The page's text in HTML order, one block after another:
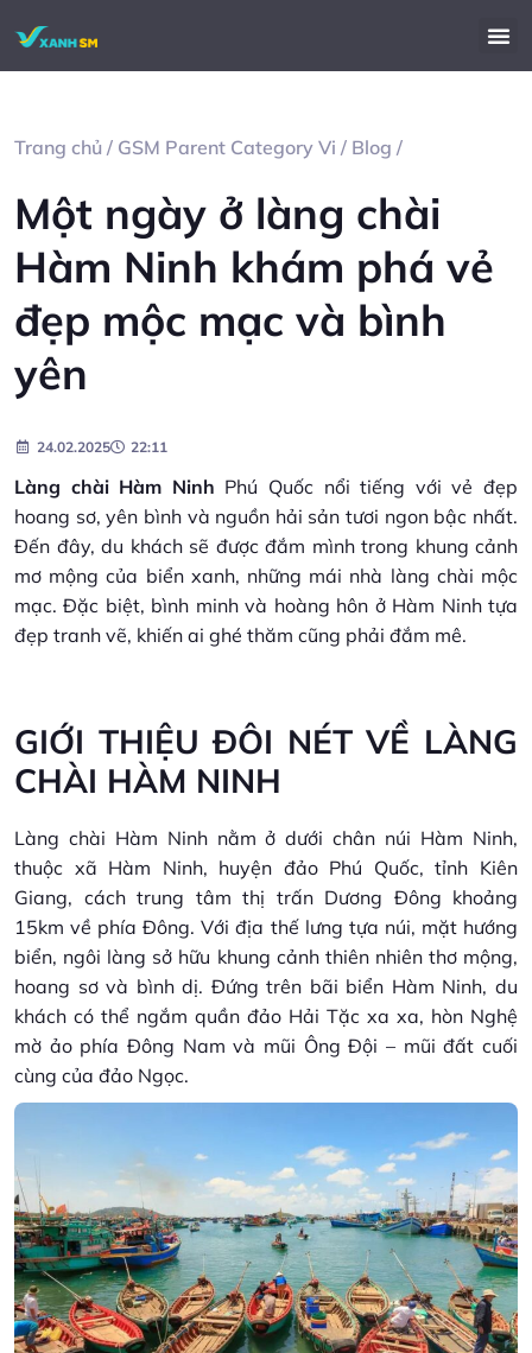
Trang chủ / GSM Parent Category Vi / Blog /
Một ngày ở làng chài
Hàm Ninh khám phá vẻ
đẹp mộc mạc và bình
yên
24.02.2025 22:11
Làng chài Hàm Ninh Phú Quốc nổi tiếng với vẻ đẹp
hoang sơ, yên bình và nguồn hải sản tươi ngon bậc nhất.
Đến đây, du khách sẽ được đắm mình trong khung cảnh
mơ mộng của biển xanh, những mái nhà làng chài mộc
mạc. Đặc biệt, bình minh và hoàng hôn ở Hàm Ninh tựa
đẹp tranh vẽ, khiến ai ghé thăm cũng phải đắm mê.
GIỚI THIỆU ĐÔI NÉT VỀ LÀNG
CHÀI HÀM NINH
Làng chài Hàm Ninh nằm ở dưới chân núi Hàm Ninh,
thuộc xã Hàm Ninh, huyện đảo Phú Quốc, tỉnh Kiên
Giang, cách trung tâm thị trấn Dương Đông khoảng
15km về phía Đông. Với địa thế lưng tựa núi, mặt hướng
biển, ngôi làng sở hữu khung cảnh thiên nhiên thơ mộng,
hoang sơ và bình dị. Đứng trên bãi biển Hàm Ninh, du
khách có thể ngắm quần đảo Hải Tặc xa xa, hòn Nghệ
mờ ảo phía Đông Nam và mũi Ông Đội – mũi đất cuối
cùng của đảo Ngọc.